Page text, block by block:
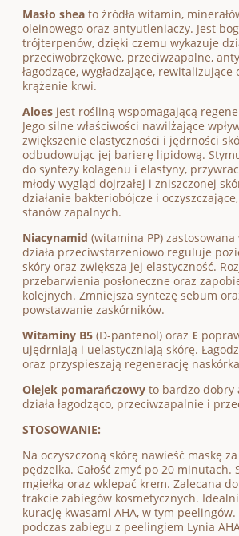
Masło shea to źródła witamin,
oleinowego oraz antyutleniaczy. Jest
trójterpenów, dzięki czemu wykazuje
przeciwobrzękowe, przeciwzapalne,
łagodzące, wygładzające,
krążenie krwi.
Aloes jest rośliną wspomagającą
Jego silne właściwości nawilżające
zwiększenie elastyczności i jędrności
odbudowując jej barierę lipidową.
do syntezy kolagenu i elastyny,
młody wygląd dojrzałej i zniszczonej
działanie bakteriobójcze i
stanów zapalnych.
Niacynamid (witamina PP)
działa przeciwstarzeniowo reguluje
skóry oraz zwiększa jej elastyczność.
przebarwienia posłoneczne oraz
kolejnych. Zmniejsza syntezę sebum
powstawanie zaskórników.
Witaminy B5 (D-pantenol) oraz E
ujędrniają i uelastyczniają skórę.
oraz przyspieszają regenerację
Olejek pomarańczowy to bardzo dobry
działa łagodząco, przeciwzapalnie i
STOSOWANIE:
Na oczyszczoną skórę nawieść maskę
pędzelka. Całość zmyć po 20 minutach.
mgiełką oraz wklepać krem. Zalecana
trakcie zabiegów kosmetycznych.
kurację kwasami AHA, w tym
podczas zabiegu z peelingiem Lynia